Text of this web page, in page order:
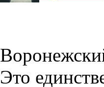
Это